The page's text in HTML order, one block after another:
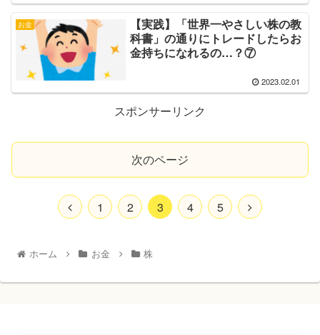
お金
【実践】「世界一やさしい株の教
科書」の通りにトレードしたらお
金持ちになれるの…？⑦
2023.02.01
スポンサーリンク
次のページ
1 2 3 4 5
ホーム お金 株